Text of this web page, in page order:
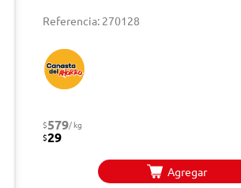
Referencia: 270128
$579/ kg
$29
Agregar